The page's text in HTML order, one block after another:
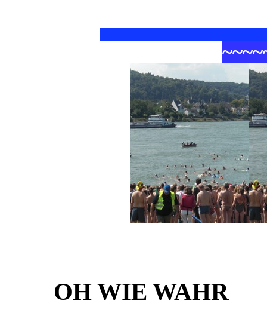
~~~~
OH WIE WAHR